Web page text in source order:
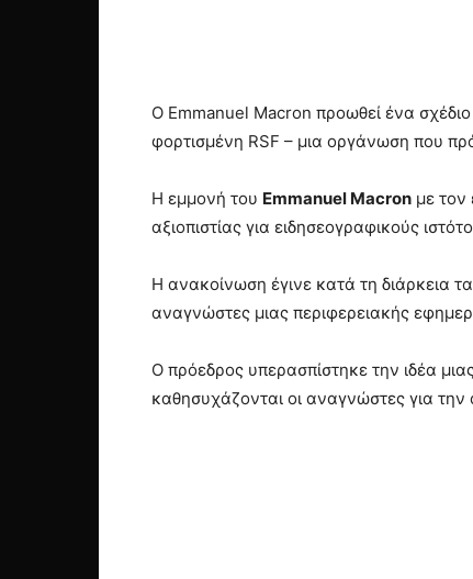
Ο Emmanuel Macron προωθεί ένα σχέδιο
φορτισμένη RSF – μια οργάνωση που
Η εμμονή του Emmanuel Macron με τον
αξιοπιστίας για ειδησεογραφικούς
Η ανακοίνωση έγινε κατά τη διάρκεια
αναγνώστες μιας περιφερειακής
Ο πρόεδρος υπερασπίστηκε την ιδέα
καθησυχάζονται οι αναγνώστες για